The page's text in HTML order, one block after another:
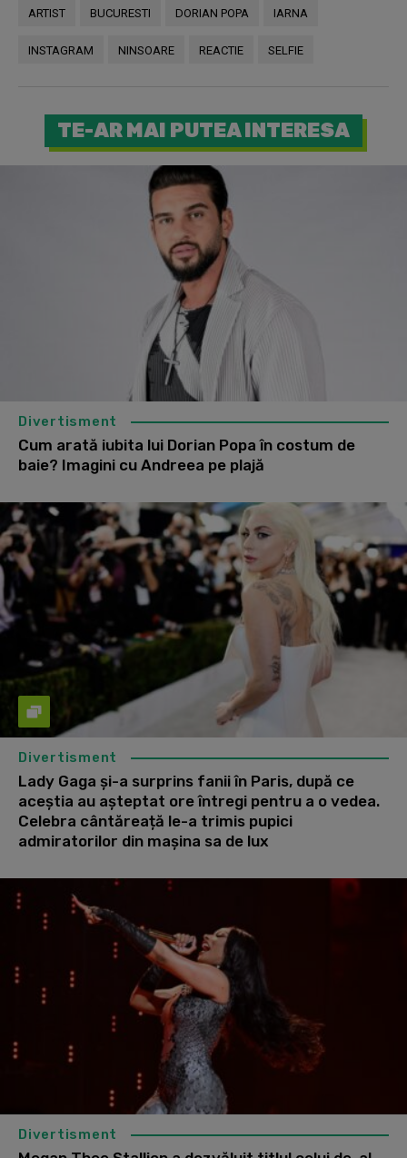
ARTIST BUCURESTI DORIAN POPA IARNA
INSTAGRAM NINSOARE REACTIE SELFIE
TE-AR MAI PUTEA INTERESA
Divertisment
Cum arată iubita lui Dorian Popa în costum de
baie? Imagini cu Andreea pe plajă
Divertisment
Lady Gaga și-a surprins fanii în Paris, după ce
aceștia au așteptat ore întregi pentru a o vedea.
Celebra cântăreață le-a trimis pupici
admiratorilor din mașina sa de lux
Divertisment